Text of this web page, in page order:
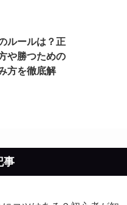
ルールは？正
や勝つための
方を徹底解
事